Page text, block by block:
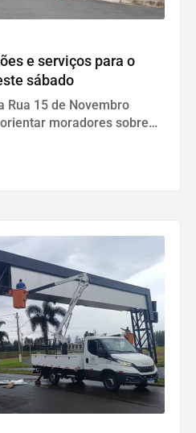
e serviços para o
sábado
Rua 15 de Novembro
moradores sobre
e cuidados